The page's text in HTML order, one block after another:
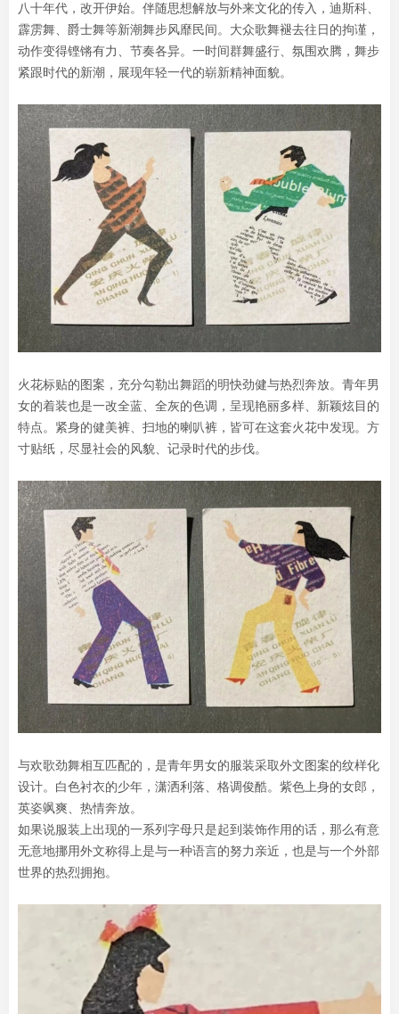
八十年代，改开伊始。伴随思想解放与外来文化的传入，迪斯科、
霹雳舞、爵士舞等新潮舞步风靡民间。大众歌舞褪去往日的拘谨，
动作变得铿锵有力、节奏各异。一时间群舞盛行、氛围欢腾，舞步
紧跟时代的新潮，展现年轻一代的崭新精神面貌。
火花标贴的图案，充分勾勒出舞蹈的明快劲健与热烈奔放。青年男
女的着装也是一改全蓝、全灰的色调，呈现艳丽多样、新颖炫目的
特点。紧身的健美裤、扫地的喇叭裤，皆可在这套火花中发现。方
寸贴纸，尽显社会的风貌、记录时代的步伐。
与欢歌劲舞相互匹配的，是青年男女的服装采取外文图案的纹样化
设计。白色衬衣的少年，潇洒利落、格调俊酷。紫色上身的女郎，
英姿飒爽、热情奔放。
如果说服装上出现的一系列字母只是起到装饰作用的话，那么有意
无意地挪用外文称得上是与一种语言的努力亲近，也是与一个外部
世界的热烈拥抱。